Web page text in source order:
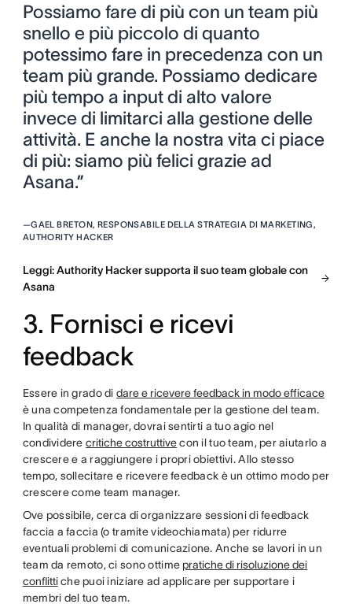
Possiamo fare di più con un team più
snello e più piccolo di quanto
potessimo fare in precedenza con un
team più grande. Possiamo dedicare
più tempo a input di alto valore
invece di limitarci alla gestione delle
attività. E anche la nostra vita ci piace
di più: siamo più felici grazie ad
Asana.”
—GAEL BRETON, RESPONSABILE DELLA STRATEGIA DI MARKETING,
AUTHORITY HACKER
Leggi: Authority Hacker supporta il suo team globale con
Asana
3. Fornisci e ricevi
feedback
Essere in grado di dare e ricevere feedback in modo efficace
è una competenza fondamentale per la gestione del team.
In qualità di manager, dovrai sentirti a tuo agio nel
condividerecritiche costruttivecon il tuo team, per aiutarlo a
crescere e a raggiungere i propri obiettivi. Allo stesso
tempo, sollecitare e ricevere feedback è un ottimo modo per
crescere come team manager.
Ove possibile, cerca di organizzare sessioni di feedback
faccia a faccia (o tramite videochiamata) per ridurre
eventuali problemi di comunicazione. Anche se lavori in un
team da remoto, ci sono ottime pratiche di risoluzione dei
conflittiche puoi iniziare ad applicare per supportare i
membri del tuo team.